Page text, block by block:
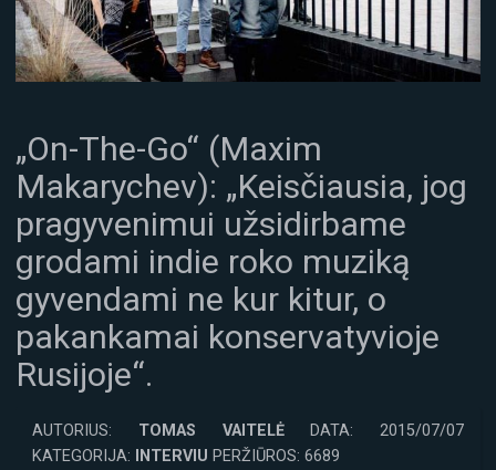
„On-The-Go“ (Maxim
Makarychev): „Keisčiausia, jog
pragyvenimui užsidirbame
grodami indie roko muziką
gyvendami ne kur kitur, o
pakankamai konservatyvioje
Rusijoje“.
AUTORIUS: TOMAS VAITELĖDATA: 2015/07/07
KATEGORIJA:
INTERVIU PERŽIŪROS: 6689